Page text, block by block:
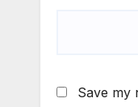
Save my